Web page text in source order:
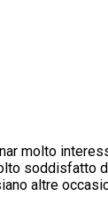
molto
soddisfatto
altre